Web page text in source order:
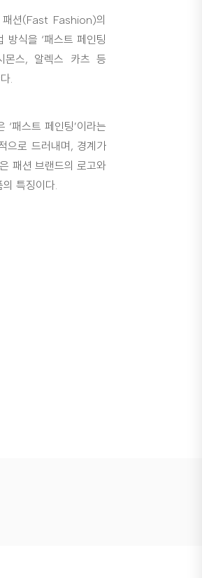
패션(Fast Fashion)의
식을 ‘패스트 페인팅
몬스, 알렉스 카츠 등
.
패스트 페인팅’이라는
으로 드러내며, 경계가
패션 브랜드의 로고와
특징이다.